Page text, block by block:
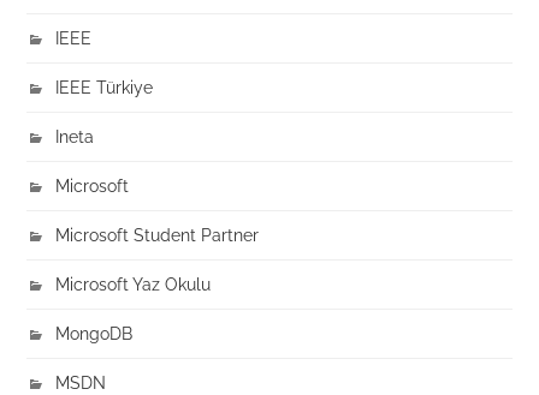
IEEE
IEEE Türkiye
Ineta
Microsoft
Microsoft Student Partner
Microsoft Yaz Okulu
MongoDB
MSDN